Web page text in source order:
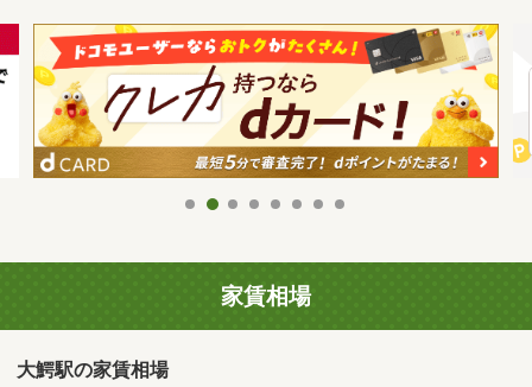
家賃相場
大鰐駅の家賃相場